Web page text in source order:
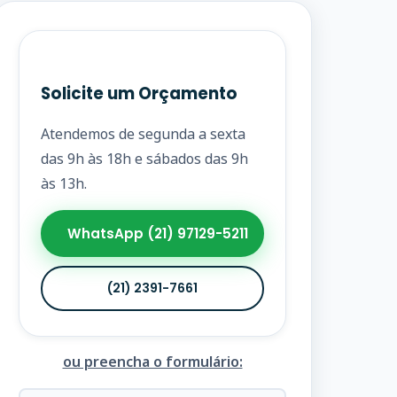
Solicite um Orçamento
Atendemos de segunda a sexta
das 9h às 18h e sábados das 9h
às 13h.
WhatsApp (21) 97129-5211
(21) 2391-7661
ou preencha o formulário: